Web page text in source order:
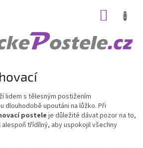
lidem s tělesným postižením
dlouhodobě upoutáni na lůžko. Při
postele je důležité dávat pozor na to,
alespoň třídílný, aby uspokojil všechny